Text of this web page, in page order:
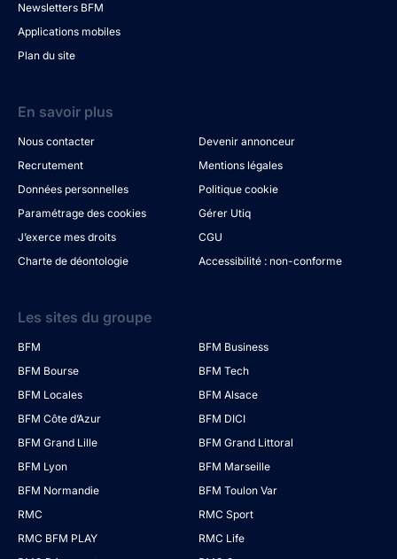
Newsletters BFM
Applications mobiles
Plan du site
En savoir plus
Nous contacter
Devenir annonceur
Recrutement
Mentions légales
Données personnelles
Politique cookie
Paramétrage des cookies
Gérer Utiq
J’exerce mes droits
CGU
Charte de déontologie
Accessibilité : non-conforme
Les sites du groupe
BFM
BFM Business
BFM Bourse
BFM Tech
BFM Locales
BFM Alsace
BFM Côte d’Azur
BFM DICI
BFM Grand Lille
BFM Grand Littoral
BFM Lyon
BFM Marseille
BFM Normandie
BFM Toulon Var
RMC
RMC Sport
RMC BFM PLAY
RMC Life